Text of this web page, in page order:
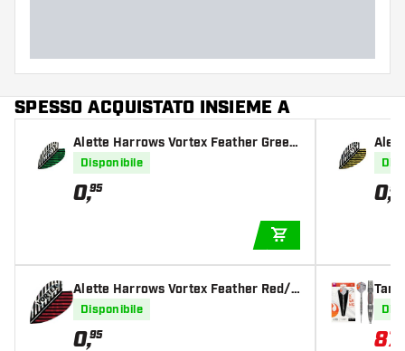
SPESSO ACQUISTATO INSIEME A
Alette Harrows Vortex Feather Gree
n/Silver
Disponibile
0,95
Alette Harrows Vortex Feather Red/S
ilver
Disponibile
0,95
0,95
87